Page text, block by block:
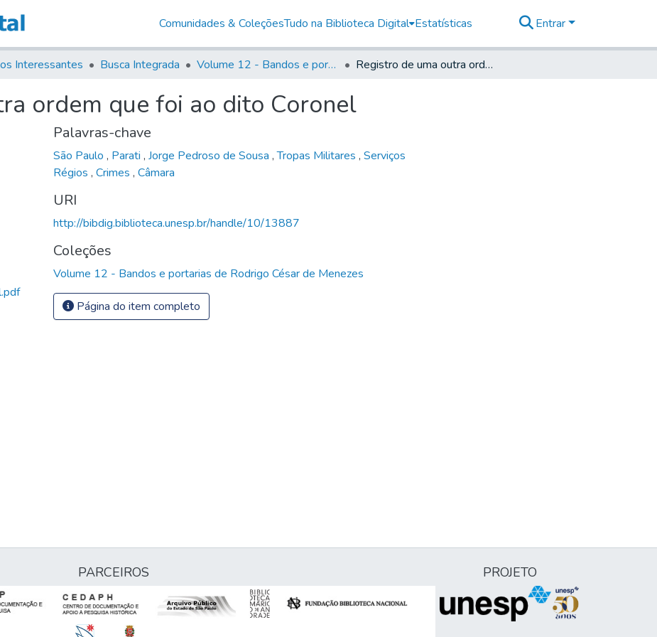
Comunidades & ColeçõesTudo na Biblioteca Digital Estatísticas Entrar
Interessantes Busca Integrada Volume 12 - Bandos e portarias de Rodrigo César de Menezes Registro de uma outra ordem que foi ao dito Coronel
ordem que foi ao dito Coronel
Palavras-chave
São Paulo , Parati , Jorge Pedroso de Sousa ,Tropas Militares , Serviços
Régios , Crimes , Câmara
URI
http://bibdig.biblioteca.unesp.br/handle/10/13887
Coleções
Volume 12 - Bandos e portarias de Rodrigo César de Menezes
Página do item completo
PARCEIROS PROJETO